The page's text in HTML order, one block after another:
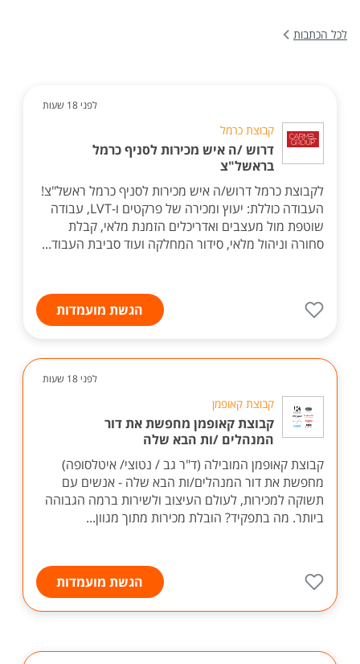
לכל הכתבות
לפני 18 שעות
קבוצת כרמל
דרוש /ה איש מכירות לסניף כרמל
בראשל"צ
לקבוצת כרמל דרוש/ה איש מכירות לסניף כרמל ראשל"צ!
העבודה כוללת: יעוץ ומכירה של פרקטים ו-LVT, עבודה
שוטפת מול מעצבים ואדריכלים הזמנת מלאי, קבלת
סחורה וניהול מלאי, סידור המחלקה ועוד סביבת העבוד...
הגשת מועמדות
לפני 18 שעות
קבוצת קאופמן
קבוצת קאופמן מחפשת את דור
המנהלים /ות הבא שלה
קבוצת קאופמן המובילה (ד"ר גב / נטוצי/ איטלסופה)
מחפשת את דור המנהלים/ות הבא שלה - אנשים עם
תשוקה למכירות, לעולם העיצוב ולשירות ברמה הגבוהה
ביותר. מה בתפקיד? הובלת מכירות מתוך מגוון...
הגשת מועמדות